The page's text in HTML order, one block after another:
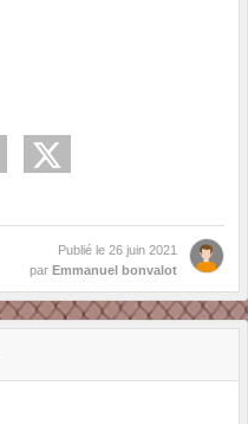
Publié le 26 juin 2021
par Emmanuel bonvalot